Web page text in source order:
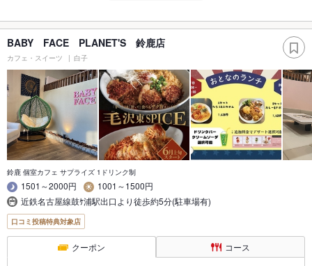
BABY FACE PLANET'S 鈴鹿店
カフェ・スイーツ 白子
鈴鹿 個室カフェ サプライズ 1ドリンク制
1501～2000円
1001～1500円
近鉄名古屋線鼓ｹ浦駅出口より徒歩約5分(駐車場有)
口コミ投稿特典対象店
クーポン コース